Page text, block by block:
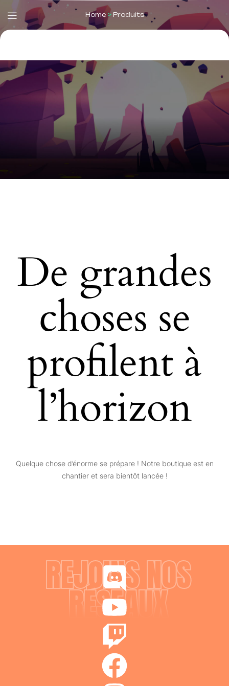
Home> Produits
De grandes
choses se
profilent à
l’horizon
Quelque chose d’énorme se prépare ! Notre boutique est en
chantier et sera bientôt lancée !
REJOINS NOS
RÉSEAUX